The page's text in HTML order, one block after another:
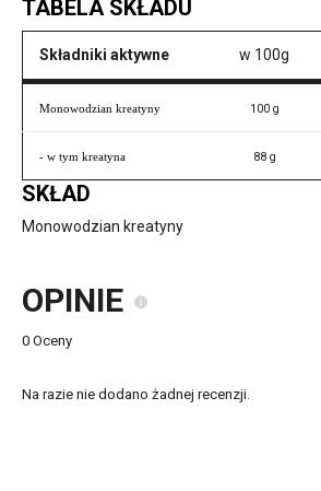
TABELA SKŁADU
Składniki aktywne w 100g
Monowodzian kreatyny 100 g
- w tym kreatyna 88 g
SKŁAD
Monowodzian kreatyny
OPINIE
0 Oceny
Na razie nie dodano żadnej recenzji.